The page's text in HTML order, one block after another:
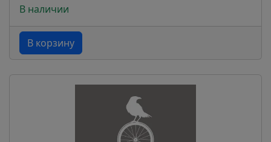
В наличии
В корзину